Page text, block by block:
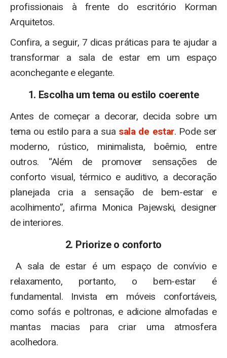
profissionais à frente do escritório Korman
Arquitetos.
Confira, a seguir, 7 dicas práticas para te ajudar a
transformar a sala de estar em um espaço
aconchegante e elegante.
1. Escolha um tema ou estilo coerente
Antes de começar a decorar, decida sobre um
tema ou estilo para a sua sala de estar. Pode ser
moderno, rústico, minimalista, boêmio, entre
outros. “Além de promover sensações de
conforto visual, térmico e auditivo, a decoração
planejada cria a sensação de bem-estar e
acolhimento”, afirma Monica Pajewski, designer
de interiores.
2. Priorize o conforto
A sala de estar é um espaço de convívio e
relaxamento, portanto, o bem-estar é
fundamental. Invista em móveis confortáveis,
como sofás e poltronas, e adicione almofadas e
mantas macias para criar uma atmosfera
acolhedora.